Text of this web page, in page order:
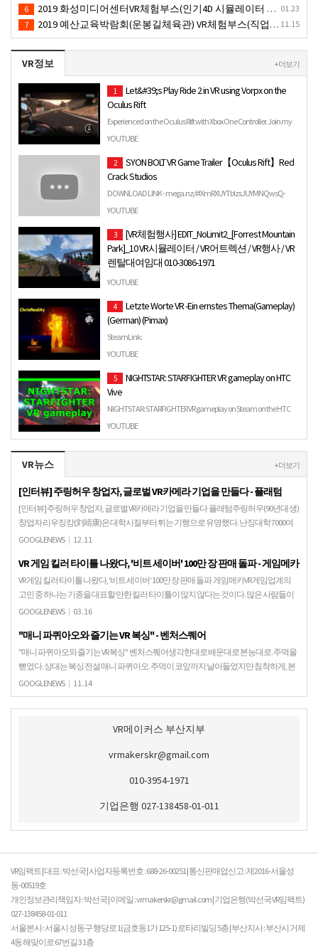
01.23
6 2019 화성미디어센터VR체험부스(인기4D 시뮬레이터 체험)-VR렌탈대여 행사
11.15
7 2019 예산교육박람회(운봉길체육관) VR체험부스(직업진로체험 / 인기VR체험)-VR렌탈대여행사
VR정보 + 더보기
1
Let&#39;s Play Ride 2 in VR using Vorpx on the
Oculus Rift
Experienced on the Oculus Rift with Xbox One Controller. Join my
curated game on Steam where I discuss playing non-nativ…
YOUTUBE
2
SYON BOLT VR Game Trailer【Oculus Rift】Red
Crack Studios
DOWNLOAD LINK - mega.nz/#!XmRXUYTb!zsJUYMNQwsQ-
vJaa6st4XoZcyjF9FE1udK5ruGDt0AM.
YOUTUBE
3
[VR체험행사] EDIT_NoLimit2_[Forrest Mountain
Park]_10 VR시뮬레이터 / VR어트렉션 / VR행사 / VR
렌탈대여임대 010-3086-1971
VR임팩트(www.vr-impact.com) 010-3086-1971.
YOUTUBE
4
Letzte Worte VR -Ein ernstes Thema(Gameplay)
(German) (Pimax)
SteamLink:
https://store.steampowered.com/app/932800/Letzte_Worte_VR/
YOUTUBE
5
NIGHTSTAR: STARFIGHTER VR gameplay on HTC
Vive
NIGHTSTAR: STARFIGHTER VR gameplay on Steam on the HTC
Vive. Broadcasted live on Twitch -- Watch live at
https://www.twi…
YOUTUBE
VR뉴스 + 더보기
[인터뷰] 주링허우 창업자, 글로벌 VR카메라 기업을 만들다 - 플래텀
[인터뷰] 주링허우 창업자, 글로벌 VR카메라 기업을 만들다 플래텀주링허우(90년대 생)
창업자 리우징캉(刘靖康)은 대학시절부터 튀는 기행으로 유명했다. 난징대학 7000여
명의 학생증 사진을 활용해 각 단과대학 …
GOOGLENEWS | 12.11
VR 게임 킬러 타이틀 나왔다, '비트 세이버' 100만 장 판매 돌파 - 게임메카
VR 게임 킬러 타이틀 나왔다, '비트 세이버' 100만 장 판매 돌파 게임메카VR 게임업계의
고민 중 하나는 기종을 대표할 만한 킬러 타이틀이 많지 않다는 것이다. 많은 사람들이
즐기는 게임이 있어야 소비자들이 …
GOOGLENEWS | 03.16
"매니 파퀴아오와 즐기는 VR 복싱" - 벤처스퀘어
"매니 파퀴아오와 즐기는 VR 복싱" 벤처스퀘어생각한대로 배운대로 본능대로. 주먹을
뻗었다. 상대는 복싱 전설 매니 파퀴아오. 주먹이 코앞까지 날아들었지만 침착하게, 본
능적으로 후진 스텝을 밟고 전열을 정비 ...
GOOGLENEWS | 11.14
VR메이커스 부산지부
vrmakerskr@gmail.com
010-3954-1971
기업은행 027-138458-01-011
VR임팩트 | 대표 : 박선국 | 사업자등록번호 : 688-26-00251 | 통신판매업신고 : 제2016-서울성
동-00519호
개인정보관리책임자 : 박선국 | 이메일 : vrmakerskr@gmail.com | 기업은행(박선국 VR임팩트)
027-138458-01-011
서울본사 : 서울시 성동구 행당로 1(금호동1가 125-1) 로타리빌딩 5층 | 부산지사 : 부산시 거제
4동 해맞이로 67번길 3 1층